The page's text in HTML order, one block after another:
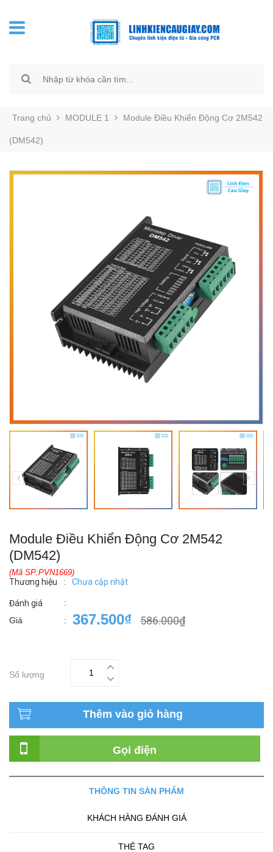
Trang chủ MODULE 1 Module Điều Khiển Động Cơ 2M542
(DM542)
Module Điều Khiển Động Cơ 2M542
(DM542)
(Mã SP:PVN1669)
Thương hiệu : Chưa cập nhật
Đánh giá
:
Giá
: 367.500₫ 586.000₫
Số lượng
Thêm vào giỏ hàng
Gọi điện
THÔNG TIN SẢN PHẨM
KHÁCH HÀNG ĐÁNH GIÁ
THẺ TAG